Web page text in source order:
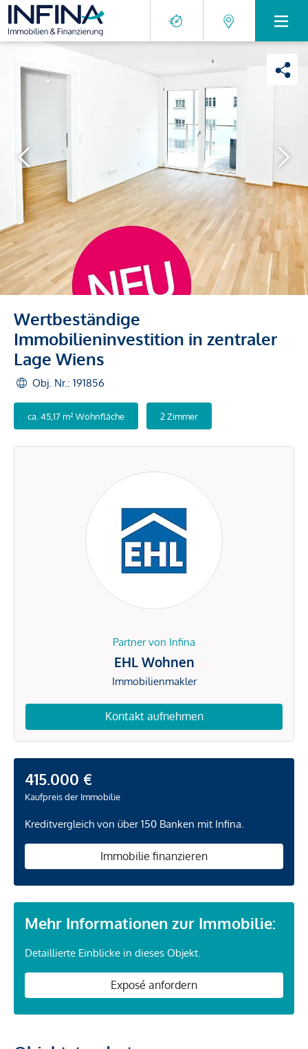
Wertbeständige
Immobilieninvestition in zentraler
Lage Wiens
Obj. Nr.: 191856
ca. 45,17 m² Wohnfläche 2 Zimmer
Partner von Infina
EHL Wohnen
Immobilienmakler
Kontakt aufnehmen
415.000 €
Kaufpreis der Immobilie
Kreditvergleich von über 150 Banken mit Infina.
Immobilie finanzieren
Mehr Informationen zur Immobilie:
Detaillierte Einblicke in dieses Objekt.
Exposé anfordern